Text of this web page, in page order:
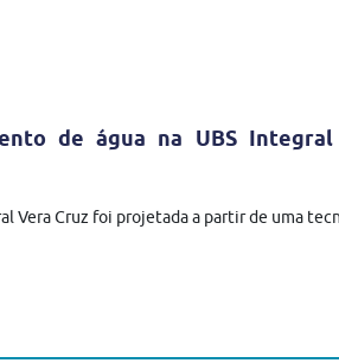
de água na UBS
Vera Cruz foi projetada a partir de uma